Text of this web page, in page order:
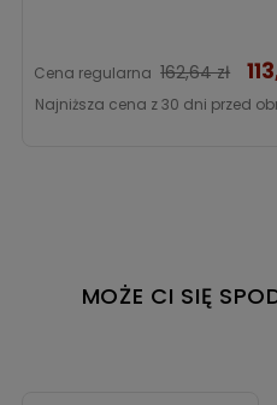
Cena regularna 162,64 zł
Najniższa cena z 30 dni przed
MOŻE CI SIĘ